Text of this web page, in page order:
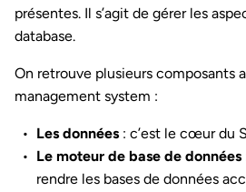
présentes. Il s’agit de gérer les
database.
On retrouve plusieurs composants
management system :
Les données : c’est le cœur du
Le moteur de base de données
rendre les bases de données